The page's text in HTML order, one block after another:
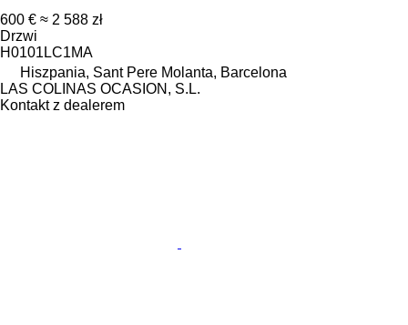
600 € ≈ 2 588 zł
Drzwi
H0101LC1MA
Hiszpania, Sant Pere Molanta, Barcelona
LAS COLINAS OCASION, S.L.
Kontakt z dealerem